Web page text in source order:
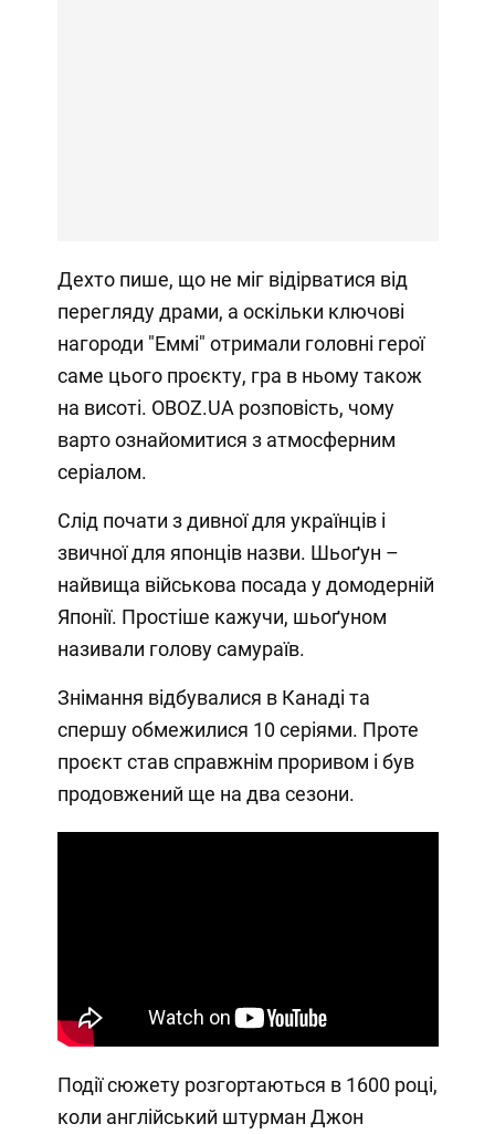
Дехто пише, що не міг відірватися від
перегляду драми, а оскільки ключові
нагороди "Еммі" отримали головні герої
саме цього проєкту, гра в ньому також
на висоті. OBOZ.UA розповість, чому
варто ознайомитися з атмосферним
серіалом.
Слід почати з дивної для українців і
звичної для японців назви. Шьоґун –
найвища військова посада у домодерній
Японії. Простіше кажучи, шьоґуном
називали голову самураїв.
Знімання відбувалися в Канаді та
спершу обмежилися 10 серіями. Проте
проєкт став справжнім проривом і був
продовжений ще на два сезони.
Події сюжету розгортаються в 1600 році,
коли англійський штурман Джон